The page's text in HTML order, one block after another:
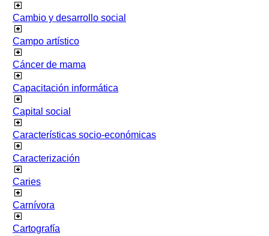
Cambio y desarrollo social
Campo artístico
Cáncer de mama
Capacitación informática
Capital social
Características socio-económicas
Caracterización
Caries
Carnívora
Cartografía